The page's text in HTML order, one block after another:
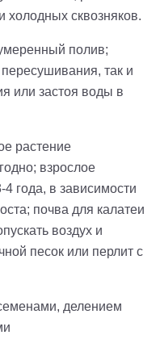
холодных сквозняков.
полив;
так и
или застоя воды в
растение
взрослое
4 года, в зависимости
почва для калатеи
воздух и
песок или перлит с
делением